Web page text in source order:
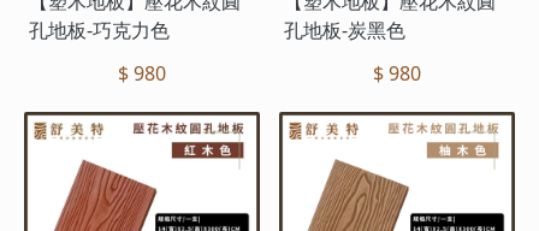
孔地板-巧克力色
$ 980
孔地板-炭黑色
$ 980